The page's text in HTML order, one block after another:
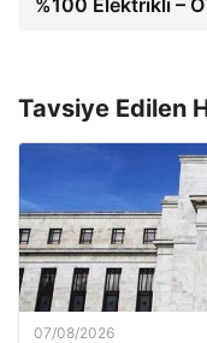
%100 Elektrikli –
Tavsiye Edilen
07/08/2026